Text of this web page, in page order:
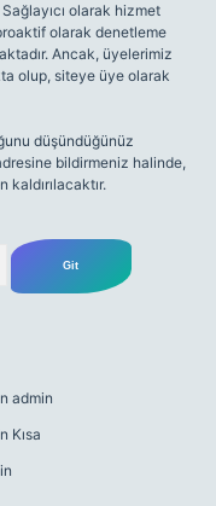
olarak hizmet
olarak denetleme
Ancak, üyelerimiz
olup, siteye üye olarak
düşündüğünüz
bildirmeniz halinde,
admin
Kısa